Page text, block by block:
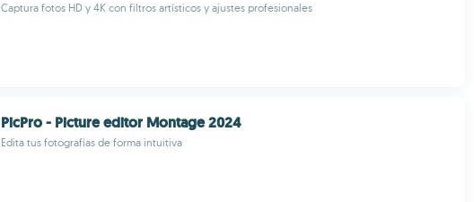
Captura fotos HD y 4K con filtros artísticos y ajustes profesionales
PicPro - Picture editor Montage 2024
Edita tus fotografías de forma intuitiva